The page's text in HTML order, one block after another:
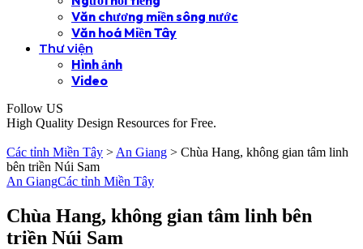
Văn chương miền sông nước
Văn hoá Miền Tây
Thư viện
Hình ảnh
Video
Follow US
High Quality Design Resources for Free.
Các tỉnh Miền Tây > An Giang > Chùa Hang, không gian tâm linh
bên triền Núi Sam
An GiangCác tỉnh Miền Tây
Chùa Hang, không gian tâm linh bên
triền Núi Sam